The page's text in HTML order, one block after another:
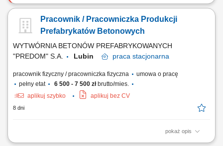
Zakres obowiązków: Wykonywanie prac w zakresie montażu zbrojenia;
Pracownik / Pracowniczka Produkcji
Prefabrykatów Betonowych
WYTWÓRNIA BETONÓW PREFABRYKOWANYCH
"PREDOM" S.A.
Lubin praca stacjonarna
pracownik fizyczny / pracowniczka fizyczna
umowa o pracę
pełny etat
6 500 - 7 500 złbrutto/mies.
aplikuj szybko
aplikuj bez CV
8 dni
pokaż opis
wykonywanie prac przy produkcji prefabrykatów betonowych,